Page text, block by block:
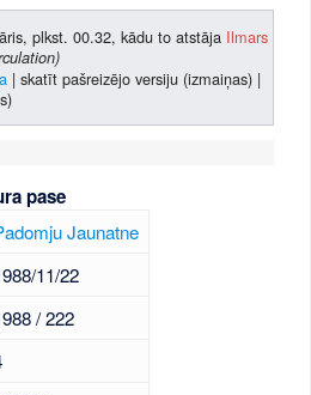
plkst. 00.32, kādu to atstāja Ilmars
| skatīt pašreizējo versiju (izmaiņas) |
pase
Jaunatne
11/22
/ 222